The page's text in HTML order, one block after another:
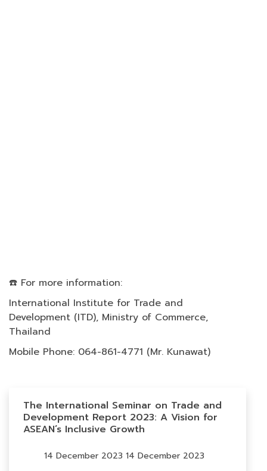
☎️ For more information:
International Institute for Trade and
Development (ITD), Ministry of Commerce,
Thailand
Mobile Phone: 064-861-4771 (Mr. Kunawat)
The International Seminar on Trade and
Development Report 2023: A Vision for
ASEAN’s Inclusive Growth
14 December 2023 14 December 2023